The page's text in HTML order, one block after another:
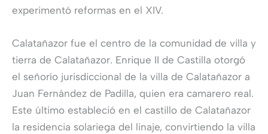
experimentó reformas en el XIV.
Calatañazor fue el centro de la comunidad de villa y
tierra de Calatañazor. Enrique II de Castilla otorgó
el señorío jurisdiccional de la villa de Calatañazor a
Juan Fernández de Padilla, quien era camarero real.
Este último estableció en el castillo de Calatañazor
la residencia solariega del linaje, convirtiendo la villa